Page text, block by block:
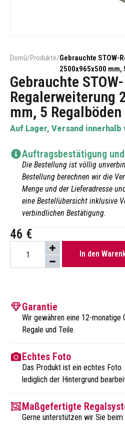
Domů/Produkte/Gebrauchte STOW-
2500x965x500 mm,
Gebrauchte STOW-
Regalerweiterung
mm, 5 Regalböden
Auf Lager, Versand innerhalb
Auftragsbestätigung und
Die Bestellung ist völlig
Bestellung berechnen wir die
Menge und der Lieferadresse
eine Bestellübersicht inklusive
verbindlichen Bestätigung.
46 €
In den
Garantie
Wir gewähren eine 12-monatige
Regale und Teile.
Echtes Foto
Das Produkt ist ein echtes
lediglich der Hintergrund
Maßgefertigte
Gerne unterstützen wir Sie beim